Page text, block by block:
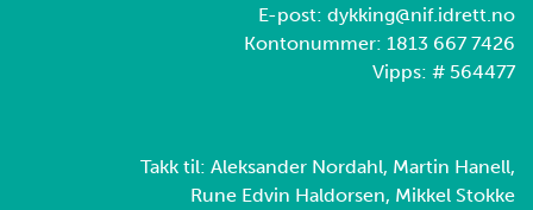
E-post: dykking@nif.idrett.no
Kontonummer: 1813 667 7426
Vipps: # 564477
Takk til: Aleksander Nordahl, Martin Hanell,
Rune Edvin Haldorsen, Mikkel Stokke